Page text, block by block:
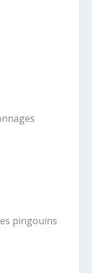
pingouins